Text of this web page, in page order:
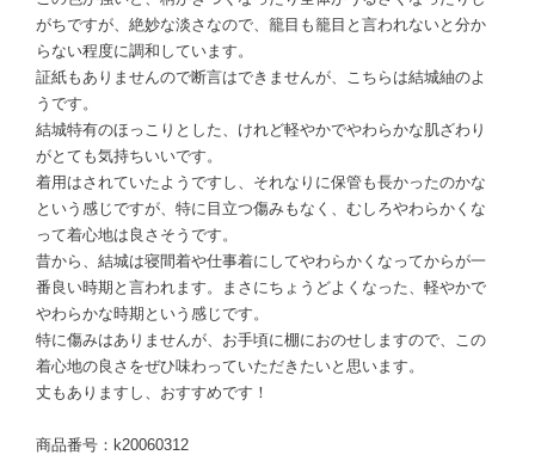
がちですが、絶妙な淡さなので、籠目も籠目と言われないと分か
らない程度に調和しています。
証紙もありませんので断言はできませんが、こちらは結城紬のよ
うです。
結城特有のほっこりとした、けれど軽やかでやわらかな肌ざわり
がとても気持ちいいです。
着用はされていたようですし、それなりに保管も長かったのかな
という感じですが、特に目立つ傷みもなく、むしろやわらかくな
って着心地は良さそうです。
昔から、結城は寝間着や仕事着にしてやわらかくなってからが一
番良い時期と言われます。まさにちょうどよくなった、軽やかで
やわらかな時期という感じです。
特に傷みはありませんが、お手頃に棚におのせしますので、この
着心地の良さをぜひ味わっていただきたいと思います。
丈もありますし、おすすめです！
商品番号：k20060312